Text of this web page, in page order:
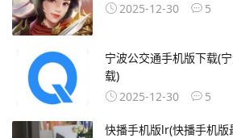
2025-12-30
5
宁波公交通手机版下载(
载)
2025-12-30
5
快播手机版lr(快播手机版